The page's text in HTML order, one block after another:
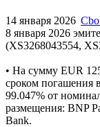
14 января 2026
8 января 2026
(XS3268043554,
• На сумму EUR
сроком погашения
99.047% от
размещения: BNP
Bank.